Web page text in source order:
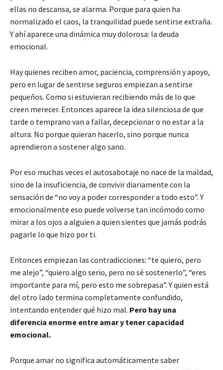
ellas no descansa, se alarma. Porque para quien ha
normalizado el caos, la tranquilidad puede sentirse extraña.
Y ahí aparece una dinámica muy dolorosa: la deuda
emocional.
Hay quienes reciben amor, paciencia, comprensión y apoyo,
pero en lugar de sentirse seguros empiezan a sentirse
pequeños. Como si estuvieran recibiendo más de lo que
creen merecer. Entonces aparece la idea silenciosa de que
tarde o temprano van a fallar, decepcionar o no estar a la
altura. No porque quieran hacerlo, sino porque nunca
aprendieron a sostener algo sano.
Por eso muchas veces el autosabotaje no nace de la maldad,
sino de la insuficiencia, de convivir diariamente con la
sensación de “no voy a poder corresponder a todo esto”. Y
emocionalmente eso puede volverse tan incómodo como
mirar a los ojos a alguien a quien sientes que jamás podrás
pagarle lo que hizo por ti.
Entonces empiezan las contradicciones: “te quiero, pero
me alejo”, “quiero algo serio, pero no sé sostenerlo”, “eres
importante para mí, pero esto me sobrepasa”. Y quien está
del otro lado termina completamente confundido,
intentando entender qué hizo mal. Pero hay una
diferencia enorme entre amar y tener capacidad
emocional.
Porque amar no significa automáticamente saber